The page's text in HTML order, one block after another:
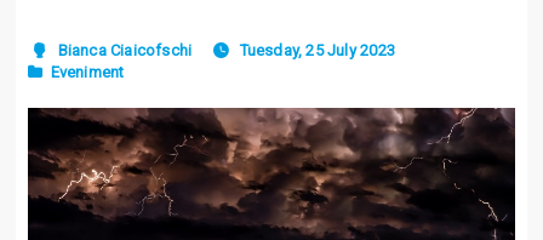
Bianca Ciaicofschi
Tuesday, 25 July 2023
Eveniment